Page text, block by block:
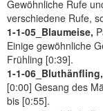
Gewöhnliche Rufe
verschiedene Rufe,
1-1-05_Blaumeise,
Einige gewöhnliche
Frühling [0:39].
1-1-06_Bluthänfling,
[0:00] Gesang des
bis [0:55].